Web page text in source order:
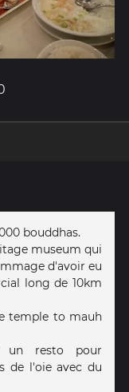
bouddhas.
museum qui
d'avoir eu
long de 10km
temple to mauh
un resto pour
de l'oie avec du